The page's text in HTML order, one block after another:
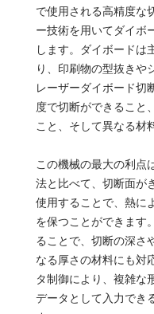
で使用される高精度な
ー技術を用いてダイボ
します。ダイボードは
り、印刷物の型抜きや
レーザーダイボード切
度で切断ができること
こと、そして異なる材
この機械の最大の利点
法と比べて、切断面が
使用することで、熱に
を保つことができます
ることで、切断の深さ
なる厚さの材料にも対
タ制御により、複雑な
データとして入力でき